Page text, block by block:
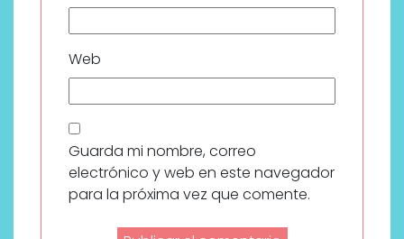
Web
Guarda mi nombre, correo
electrónico y web en este navegador
para la próxima vez que comente.